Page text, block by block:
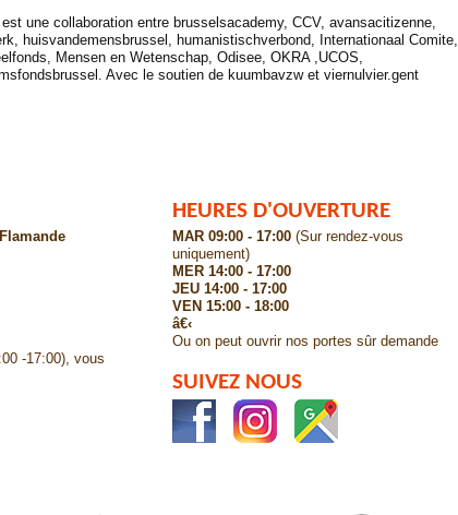
une collaboration entre brusselsacademy, CCV, avansacitizenne,
huisvandemensbrussel, humanistischverbond, Internationaal Comite,
Mensen en Wetenschap, Odisee, OKRA ,UCOS,
Avec le soutien de kuumbavzw et viernulvier.gent
-17:00), vous
HEURES D'OUVERTURE
MAR 09:00 - 17:00 (Sur rendez-vous
uniquement)
MER 14:00 - 17:00
JEU 14:00 - 17:00
VEN 15:00 - 18:00
â€‹
Ou on peut ouvrir nos portes sûr demande
SUIVEZ NOUS